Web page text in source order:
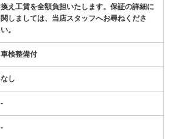
換え工賃を全額負担いたします。保証の詳細に
関しましては、当店スタッフへお尋ねくださ
い。
車検整備付
なし
-
-